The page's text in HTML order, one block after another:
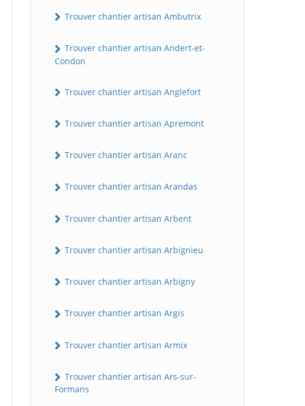
Trouver chantier artisan Ambutrix
Trouver chantier artisan Andert-et-
Condon
Trouver chantier artisan Anglefort
Trouver chantier artisan Apremont
Trouver chantier artisan Aranc
Trouver chantier artisan Arandas
Trouver chantier artisan Arbent
Trouver chantier artisan Arbignieu
Trouver chantier artisan Arbigny
Trouver chantier artisan Argis
Trouver chantier artisan Armix
Trouver chantier artisan Ars-sur-
Formans